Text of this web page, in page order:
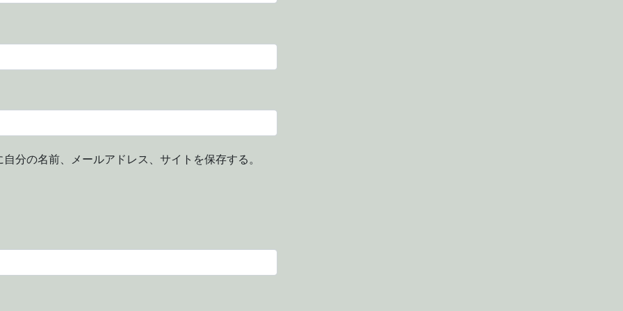
分の名前、メールアドレス、サイトを保存する。